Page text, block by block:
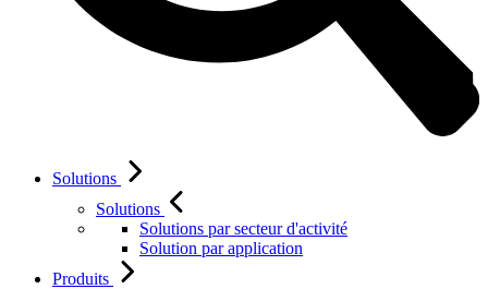
Solutions
Solutions
Solutions par secteur d'activité
Solution par application
Produits